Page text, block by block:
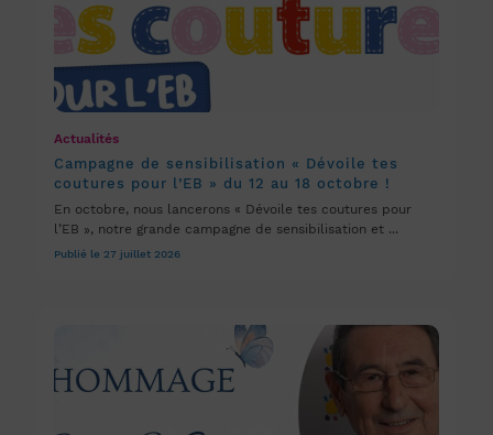
Actualités
Campagne de sensibilisation « Dévoile tes
coutures pour l’EB » du 12 au 18 octobre !
En octobre, nous lancerons « Dévoile tes coutures pour
l’EB », notre grande campagne de sensibilisation et ...
Publié le 27 juillet 2026